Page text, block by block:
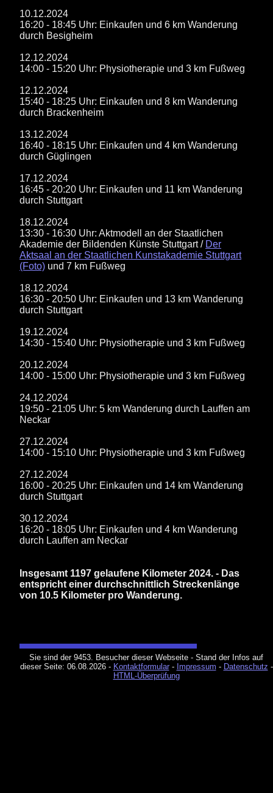
10.12.2024
16:20 - 18:45 Uhr: Einkaufen und 6 km Wanderung
durch Besigheim
12.12.2024
14:00 - 15:20 Uhr: Physiotherapie und 3 km Fußweg
12.12.2024
15:40 - 18:25 Uhr: Einkaufen und 8 km Wanderung
durch Brackenheim
13.12.2024
16:40 - 18:15 Uhr: Einkaufen und 4 km Wanderung
durch Güglingen
17.12.2024
16:45 - 20:20 Uhr: Einkaufen und 11 km Wanderung
durch Stuttgart
18.12.2024
13:30 - 16:30 Uhr: Aktmodell an der Staatlichen
Akademie der Bildenden Künste Stuttgart / Der
Aktsaal an der Staatlichen Kunstakademie Stuttgart
(Foto) und 7 km Fußweg
18.12.2024
16:30 - 20:50 Uhr: Einkaufen und 13 km Wanderung
durch Stuttgart
19.12.2024
14:30 - 15:40 Uhr: Physiotherapie und 3 km Fußweg
20.12.2024
14:00 - 15:00 Uhr: Physiotherapie und 3 km Fußweg
24.12.2024
19:50 - 21:05 Uhr: 5 km Wanderung durch Lauffen am
Neckar
27.12.2024
14:00 - 15:10 Uhr: Physiotherapie und 3 km Fußweg
27.12.2024
16:00 - 20:25 Uhr: Einkaufen und 14 km Wanderung
durch Stuttgart
30.12.2024
16:20 - 18:05 Uhr: Einkaufen und 4 km Wanderung
durch Lauffen am Neckar
Insgesamt 1197 gelaufene Kilometer 2024. - Das
entspricht einer durchschnittlich Streckenlänge
von 10.5 Kilometer pro Wanderung.
Sie sind der 9453. Besucher dieser Webseite - Stand der Infos auf
dieser Seite: 06.08.2026- Kontaktformular- Impressum - Datenschutz -
HTML-Überprüfung